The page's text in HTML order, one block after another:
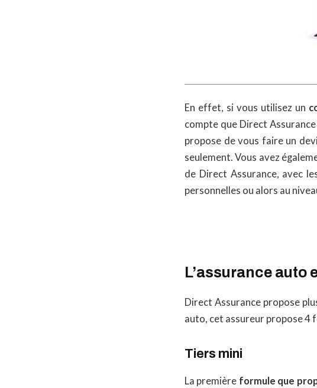
En effet, si vous utilisez un
compte que Direct
propose de vous faire un
seulement. Vous avez
de Direct Assurance, avec
personnelles ou alors au
L’assurance auto
Direct Assurance propose
auto, cet assureur propose
Tiers mini
La première formule que